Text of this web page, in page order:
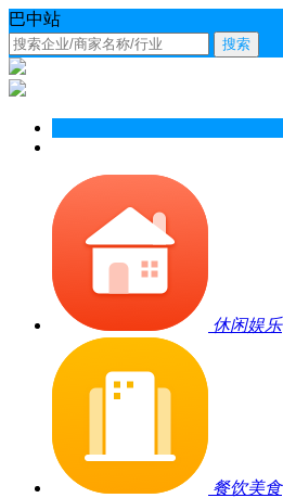
巴中站
搜索
休闲娱乐
餐饮美食